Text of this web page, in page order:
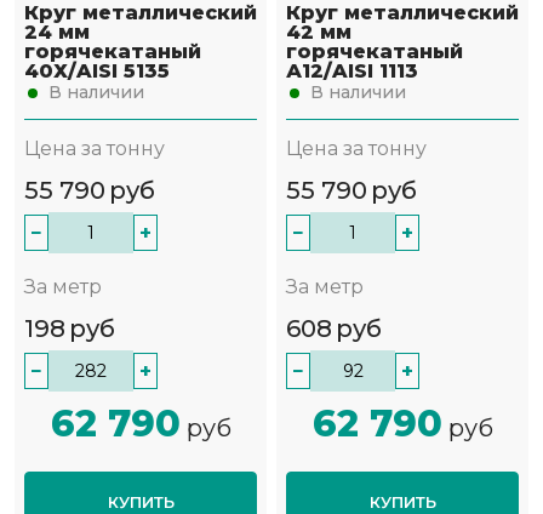
Круг металлический
24 мм
горячекатаный
40Х/AISI 5135
В наличии
Цена за тонну
55 790 руб
− +
За метр
198 руб
− +
62 790 руб
КУПИТЬ
Круг металлический
42 мм
горячекатаный
А12/AISI 1113
В наличии
Цена за тонну
55 790 руб
− +
За метр
608 руб
− +
62 790 руб
КУПИТЬ